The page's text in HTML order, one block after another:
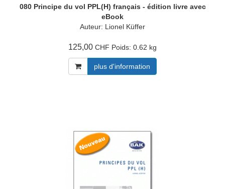
080 Principe du vol PPL(H) français - édition livre avec
eBook
Auteur: Lionel Küffer
125,00 CHF Poids: 0.62 kg
plus d'information